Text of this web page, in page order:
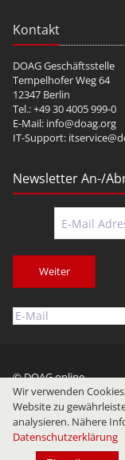
Kontakt
DOAG Geschäftsstelle
Tempelhofer Weg 64
12347 Berlin
Tel.: +49 30 4005 999-0
E-Mail: info@doag.org
IT-Support:
Newsletter An-/
Weiter
© DOAG online
Impressum
Wir verwenden
Website zu
analysieren. Nähere
Datenschutzerklärung